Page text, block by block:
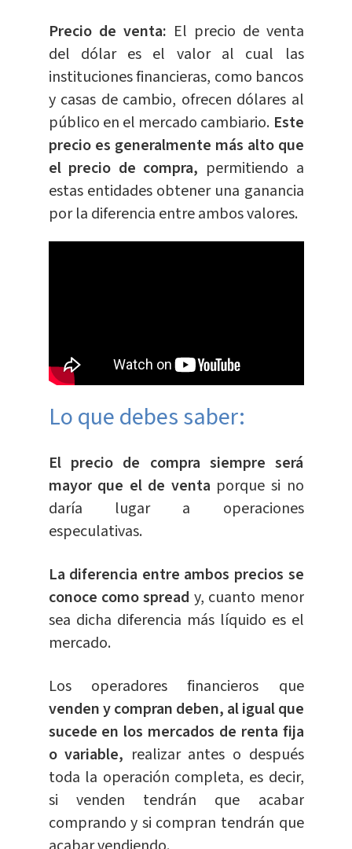
Precio de venta: El precio de venta
del dólar es el valor al cual las
instituciones financieras, como bancos
y casas de cambio, ofrecen dólares al
público en el mercado cambiario. Este
precio es generalmente más alto que
el precio de compra, permitiendo a
estas entidades obtener una ganancia
por la diferencia entre ambos valores.
Lo que debes saber:
El precio de compra siempre será
mayor que el de venta porque si no
daría lugar a operaciones
especulativas.
La diferencia entre ambos precios se
conoce como spread y, cuanto menor
sea dicha diferencia más líquido es el
mercado.
Los operadores financieros que
venden y compran deben, al igual que
sucede en los mercados de renta fija
o variable, realizar antes o después
toda la operación completa, es decir,
si venden tendrán que acabar
comprando y si compran tendrán que